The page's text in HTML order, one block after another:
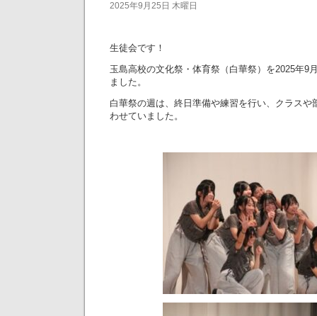
2025年9月25日 木曜日
生徒会です！
玉島高校の文化祭・体育祭（白華祭）を2025年9
ました。
白華祭の週は、終日準備や練習を行い、クラスや
わせていました。